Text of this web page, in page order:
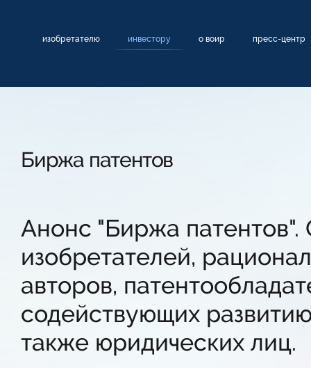
изобретателю инвестору о воир пресс-центр
Биржа патентов
Анонс "Биржа
изобретателей,
авторов,
содействующих
также юридических лиц.